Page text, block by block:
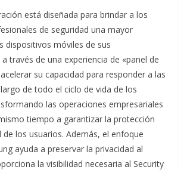
está diseñada para brindar a los
de seguridad una mayor
dispositivos móviles de sus
través de una experiencia de «panel de
su capacidad para responder a las
de todo el ciclo de vida de los
las operaciones empresariales
tiempo a garantizar la protección
de los usuarios. Además, el enfoque
ayuda a preservar la privacidad al
la visibilidad necesaria al Security